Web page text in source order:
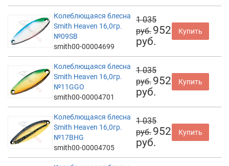
Колеблющаяся блесна
Smith Heaven 16,0гр.
№09SB
smith00-00004699
1 035
руб. 952
руб.
Купить
Колеблющаяся блесна
Smith Heaven 16,0гр.
№11GGO
smith00-00004701
1 035
руб. 952
руб.
Купить
Колеблющаяся блесна
Smith Heaven 16,0гр.
№17BHG
smith00-00004705
1 035
руб. 952
руб.
Купить